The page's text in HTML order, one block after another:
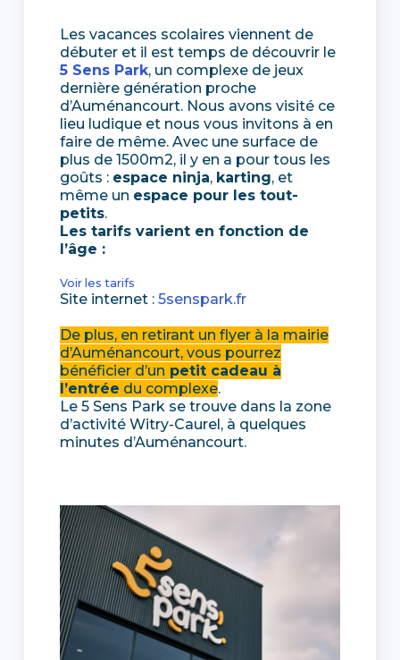
Les vacances scolaires viennent de
débuter et il est temps de découvrir le
5 Sens Park, un complexe de jeux
dernière génération proche
d’Auménancourt. Nous avons visité ce
lieu ludique et nous vous invitons à en
faire de même. Avec une surface de
plus de 1500m2, il y en a pour tous les
goûts : espace ninja, karting, et
même un espace pour les tout-
petits.
Les tarifs varient en fonction de
l’âge :
Voir les tarifs
Site internet : 5senspark.fr
De plus, en retirant un flyer à la mairie
d’Auménancourt, vous pourrez
bénéficier d’un petit cadeau à
l’entrée du complexe.
Le 5 Sens Park se trouve dans la zone
d’activité Witry-Caurel, à quelques
minutes d’Auménancourt.